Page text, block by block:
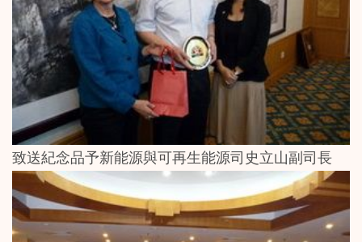
致送紀念品予新能源與可再生能源司史立山副司長